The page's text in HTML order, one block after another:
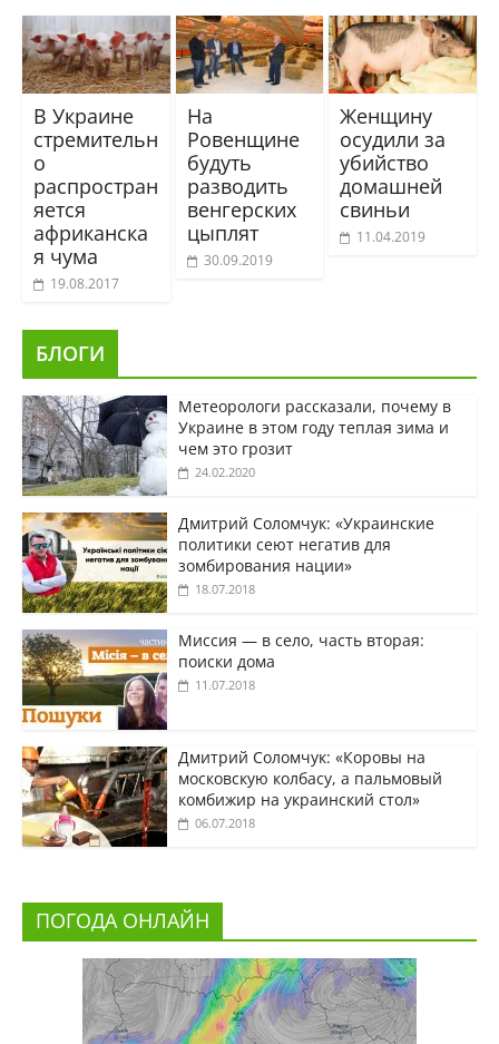
В Украине
стремительн
о
распростран
яется
африканска
я чума
19.08.2017
На
Ровенщине
будуть
разводить
венгерских
цыплят
30.09.2019
Женщину
осудили за
убийство
домашней
свиньи
11.04.2019
БЛОГИ
Метеорологи рассказали, почему в
Украине в этом году теплая зима и
чем это грозит
24.02.2020
Дмитрий Соломчук: «Украинские
политики сеют негатив для
зомбирования нации»
18.07.2018
Миссия — в село, часть вторая:
поиски дома
11.07.2018
Дмитрий Соломчук: «Коровы на
московскую колбасу, а пальмовый
комбижир на украинский стол»
06.07.2018
ПОГОДА ОНЛАЙН